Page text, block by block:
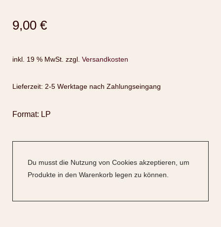
9,00 €
inkl. 19 % MwSt. zzgl. Versandkosten
Lieferzeit: 2-5 Werktage nach Zahlungseingang
Format: LP
Du musst die Nutzung von Cookies akzeptieren, um
Produkte in den Warenkorb legen zu können.